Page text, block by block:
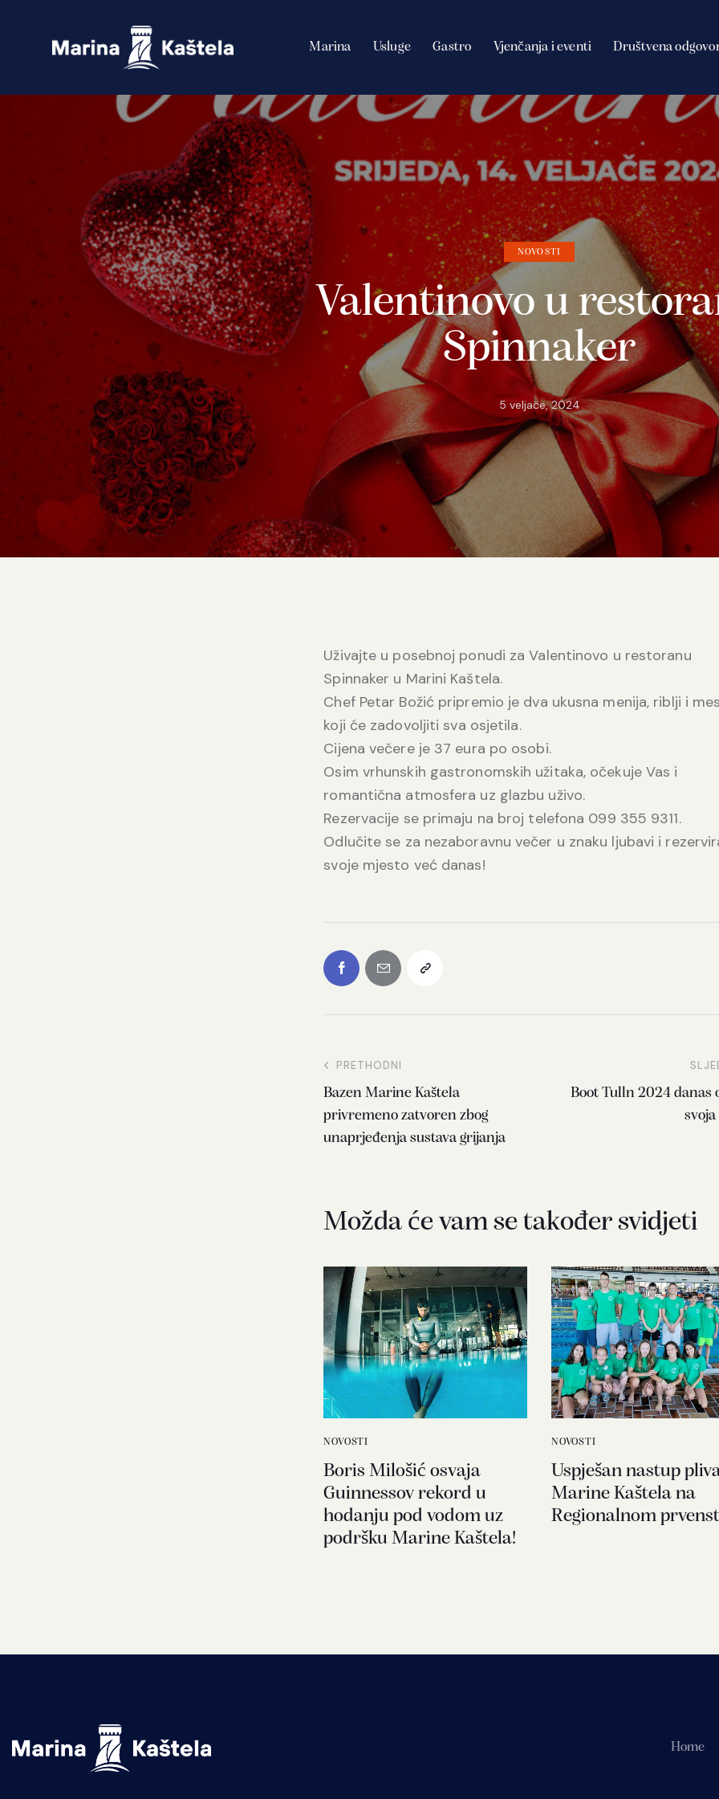
Marina Usluge Gastro Vjenčanja i eventi Društvena
NOVOSTI
Valentinovo u
Spinnaker
5 veljače, 2024
Uživajte u posebnoj ponudi za Valentinovo u restoranu
Spinnaker u Marini Kaštela.
Chef Petar Božić pripremio je dva ukusna menija, riblji i
koji će zadovoljiti sva osjetila.
Cijena večere je 37 eura po osobi.
Osim vrhunskih gastronomskih užitaka, očekuje Vas i
romantična atmosfera uz glazbu uživo.
Rezervacije se primaju na broj telefona 099 355 9311.
Odlučite se za nezaboravnu večer u znaku ljubavi i
svoje mjesto već danas!
PRETHODNI
Bazen Marine Kaštela
privremeno zatvoren zbog
unaprjeđenja sustava grijanja
Boot Tulln 2024 danas
Možda će vam se također svidjeti
NOVOSTI
Boris Milošić osvaja
Guinnessov rekord u
hodanju pod vodom uz
podršku Marine Kaštela!
NOVOSTI
Uspješan nastup
Marine Kaštela na
Regionalnom
Home